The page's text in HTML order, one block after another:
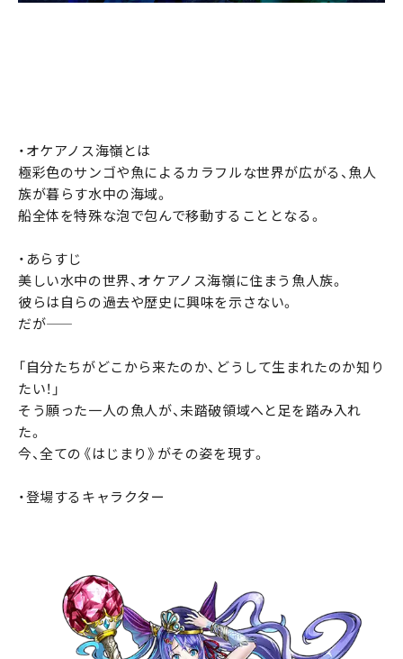
・オケアノス海嶺とは
極彩色のサンゴや魚によるカラフルな世界が広がる、魚人
族が暮らす水中の海域。
船全体を特殊な泡で包んで移動することとなる。
・あらすじ
美しい水中の世界、オケアノス海嶺に住まう魚人族。
彼らは自らの過去や歴史に興味を示さない。
だが――
「自分たちがどこから来たのか、どうして生まれたのか知り
たい！」
そう願った一人の魚人が、未踏破領域へと足を踏み入れ
た。
今、全ての《はじまり》がその姿を現す。
・登場するキャラクター